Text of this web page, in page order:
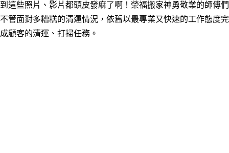
到這些照片、影片都頭皮發麻了啊！榮福搬家神勇敬業的師傅們
不管面對多糟糕的清運情況，依舊以最專業又快速的工作態度完
成顧客的清運、打掃任務。